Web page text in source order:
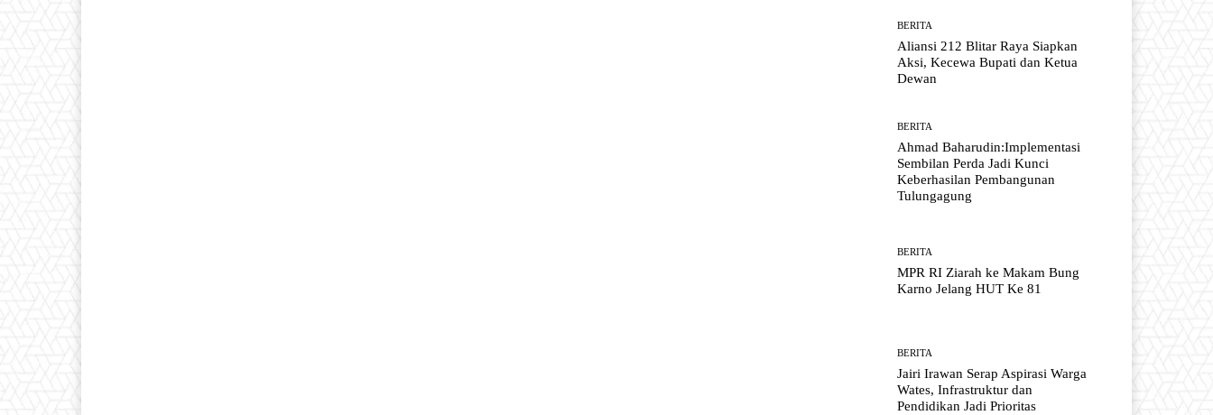
BERITA
Aliansi 212 Blitar Raya Siapkan
Aksi, Kecewa Bupati dan Ketua
Dewan
BERITA
Ahmad Baharudin:Implementasi
Sembilan Perda Jadi Kunci
Keberhasilan Pembangunan
Tulungagung
BERITA
MPR RI Ziarah ke Makam Bung
Karno Jelang HUT Ke 81
BERITA
Jairi Irawan Serap Aspirasi Warga
Wates, Infrastruktur dan
Pendidikan Jadi Prioritas